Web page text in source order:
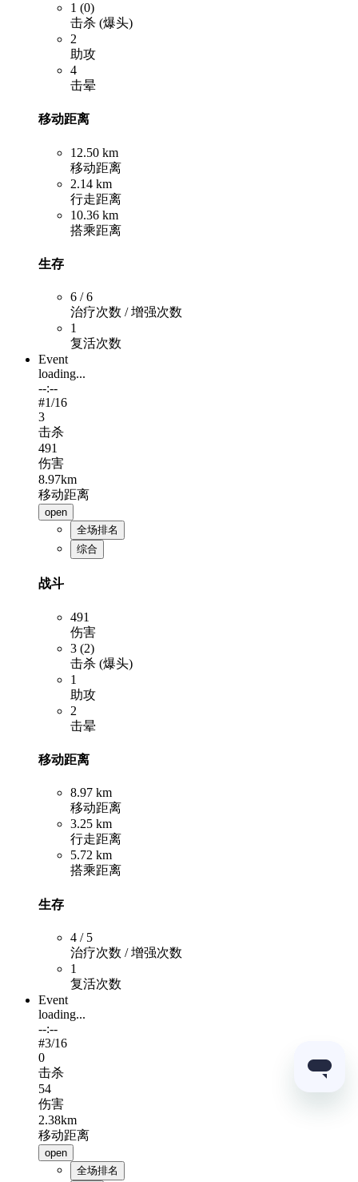
1 (0)
击杀 (爆头)
2
助攻
4
击晕
移动距离
12.50 km
移动距离
2.14 km
行走距离
10.36 km
搭乘距离
生存
6 / 6
治疗次数 / 增强次数
1
复活次数
Event
loading...
--:--
#1/16
3
击杀
491
伤害
8.97km
移动距离
open
全场排名
综合
战斗
491
伤害
3 (2)
击杀 (爆头)
1
助攻
2
击晕
移动距离
8.97 km
移动距离
3.25 km
行走距离
5.72 km
搭乘距离
生存
4 / 5
治疗次数 / 增强次数
1
复活次数
Event
loading...
--:--
#3/16
0
击杀
54
伤害
2.38km
移动距离
open
全场排名